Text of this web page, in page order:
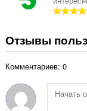
Отзывы
Комментариев: 0